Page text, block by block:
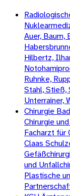
Auer, Baum,
Hilbertz,
Ruhnke,
Stahl, Stieß,
Unterrainer,
Chirurgie
Chirurgie
Facharzt für
Claas
und
Plastische